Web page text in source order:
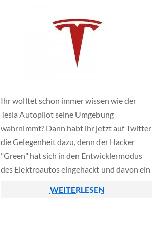
Ihr wolltet schon immer wissen wie der
Tesla Autopilot seine Umgebung
wahrnimmt? Dann habt ihr jetzt auf Twitter
die Gelegenheit dazu, denn der Hacker
"Green" hat sich in den Entwicklermodus
des Elektroautos eingehackt und davon ein
dann ein Livefeed der Autokamera
angezeigt, durch das KI-System werden
WEITERLESEN